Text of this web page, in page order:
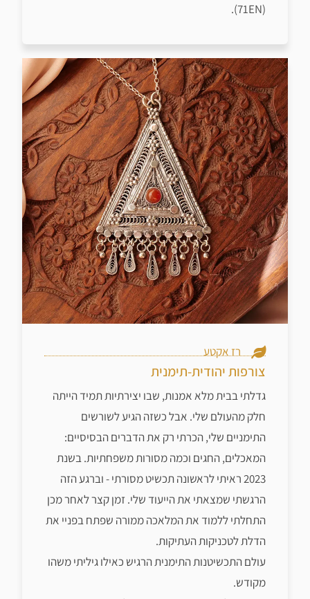
(71EN).
רז אקטע
צורפות יהודית-תימנית
גדלתי בבית מלא אמנות, שבו יצירתיות תמיד הייתה
חלק מהעולם שלי. אבל כשזה הגיע לשורשים
התימניים שלי, הכרתי רק את הדברים הבסיסיים:
המאכלים, החגים וכמה מסורות משפחתיות. בשנת
2023 ראיתי לראשונה תכשיט מסורתי - וברגע הזה
הרגשתי שמצאתי את הייעוד שלי. זמן קצר לאחר מכן
התחלתי ללמוד את המלאכה ממורה שפתח בפניי את
הדלת לטכניקות העתיקות.
עולם התכשיטנות התימנית הרגיש כאילו גיליתי משהו
מקודש.